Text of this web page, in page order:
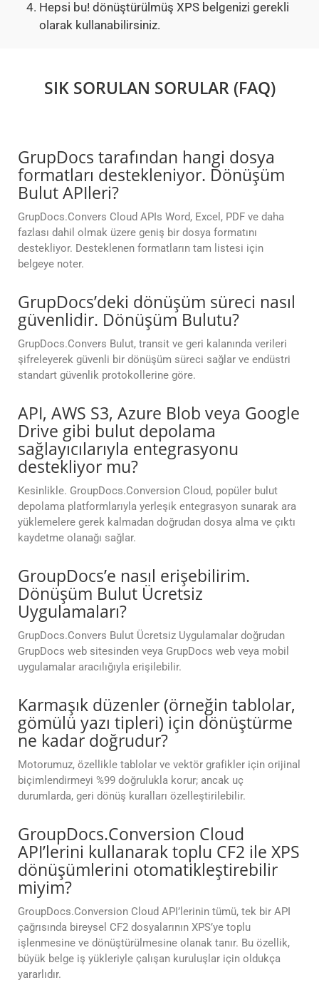
Hepsi bu! dönüştürülmüş XPS belgenizi gerekli
olarak kullanabilirsiniz.
SIK SORULAN SORULAR (FAQ)
GrupDocs tarafından hangi dosya
formatları destekleniyor. Dönüşüm
Bulut APIleri?
GrupDocs.Convers Cloud APIs Word, Excel, PDF ve daha
fazlası dahil olmak üzere geniş bir dosya formatını
destekliyor. Desteklenen formatların tam listesi için
belgeye noter.
GrupDocs’deki dönüşüm süreci nasıl
güvenlidir. Dönüşüm Bulutu?
GrupDocs.Convers Bulut, transit ve geri kalanında verileri
şifreleyerek güvenli bir dönüşüm süreci sağlar ve endüstri
standart güvenlik protokollerine göre.
API, AWS S3, Azure Blob veya Google
Drive gibi bulut depolama
sağlayıcılarıyla entegrasyonu
destekliyor mu?
Kesinlikle. GroupDocs.Conversion Cloud, popüler bulut
depolama platformlarıyla yerleşik entegrasyon sunarak ara
yüklemelere gerek kalmadan doğrudan dosya alma ve çıktı
kaydetme olanağı sağlar.
GroupDocs’e nasıl erişebilirim.
Dönüşüm Bulut Ücretsiz
Uygulamaları?
GrupDocs.Convers Bulut Ücretsiz Uygulamalar doğrudan
GrupDocs web sitesinden veya GrupDocs web veya mobil
uygulamalar aracılığıyla erişilebilir.
Karmaşık düzenler (örneğin tablolar,
gömülü yazı tipleri) için dönüştürme
ne kadar doğrudur?
Motorumuz, özellikle tablolar ve vektör grafikler için orijinal
biçimlendirmeyi %99 doğrulukla korur; ancak uç
durumlarda, geri dönüş kuralları özelleştirilebilir.
GroupDocs.Conversion Cloud
API’lerini kullanarak toplu CF2 ile XPS
dönüşümlerini otomatikleştirebilir
miyim?
GroupDocs.Conversion Cloud API’lerinin tümü, tek bir API
çağrısında bireysel CF2 dosyalarının XPS’ye toplu
işlenmesine ve dönüştürülmesine olanak tanır. Bu özellik,
büyük belge iş yükleriyle çalışan kuruluşlar için oldukça
yararlıdır.